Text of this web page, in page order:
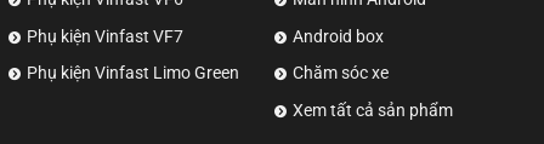
Phụ kiện Vinfast VF7
Phụ kiện Vinfast Limo Green
Android box
Chăm sóc xe
Xem tất cả sản phẩm